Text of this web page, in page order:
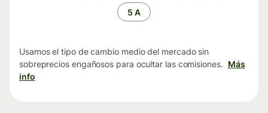
5 A
Usamos el tipo de cambio medio del mercado sin
sobreprecios engañosos para ocultar las comisiones. Más
info